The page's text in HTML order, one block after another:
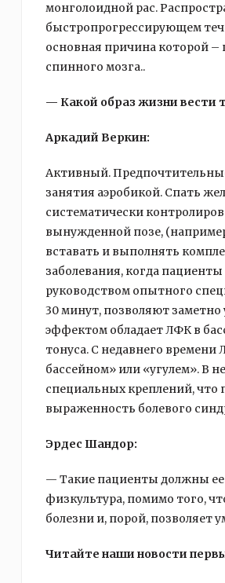
монголоидной рас.
быстропрогрессирующем
основная причина которой
спинного мозга..
— Какой образ жизни вести
Аркадий Веркин:
Активный.
занятия аэробикой. Спать
систематически
вынужденной позе,
вставать и выполнять
заболевания, когда
руководством опытного
30 минут, позволяют
эффектом обладает ЛФК в
тонуса. С недавнего времени
бассейном» или «угулем». В
специальных креплений,
выраженность болевого
Эрдес Шандор:
— Такие пациенты должны ее
физкультура, помимо того,
болезни и, порой, позволяет
Читайте наши новости